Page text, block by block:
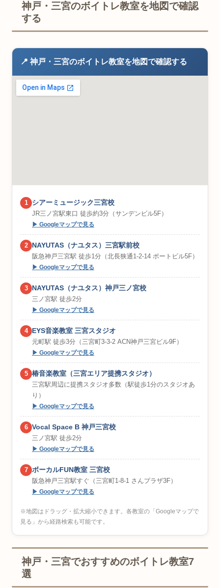
神戸・三宮のボイトレ教室を地図で確認
する
📍 神戸・三宮のボイトレ教室を地図で確認する
1 シアーミュージック三宮校
JR三ノ宮駅東口 徒歩約3分（サンデンビル5F）
▶ Googleマップで見る
2 NAYUTAS（ナユタス）三宮駅前校
阪急神戸三宮駅 徒歩1分（北長狭通1-2-14 ポートビル5F）
▶ Googleマップで見る
3 NAYUTAS（ナユタス）神戸三ノ宮校
三ノ宮駅 徒歩2分
▶ Googleマップで見る
4 EYS音楽教室 三宮スタジオ
元町駅 徒歩3分（三宮町3-3-2 ACN神戸三宮ビル9F）
▶ Googleマップで見る
5 椿音楽教室（三宮エリア提携スタジオ）
三宮駅周辺に提携スタジオ多数（駅徒歩1分のスタジオあ
り）
▶ Googleマップで見る
6 Vocal Space B 神戸三宮校
三ノ宮駅 徒歩2分
▶ Googleマップで見る
7 ボーカルFUN教室 三宮校
阪急神戸三宮駅すぐ（三宮町1-8-1 さんプラザ3F）
▶ Googleマップで見る
※地図はドラッグ・拡大縮小できます。各教室の「Googleマップで
見る」から経路検索も可能です。
神戸・三宮でおすすめのボイトレ教室7
選